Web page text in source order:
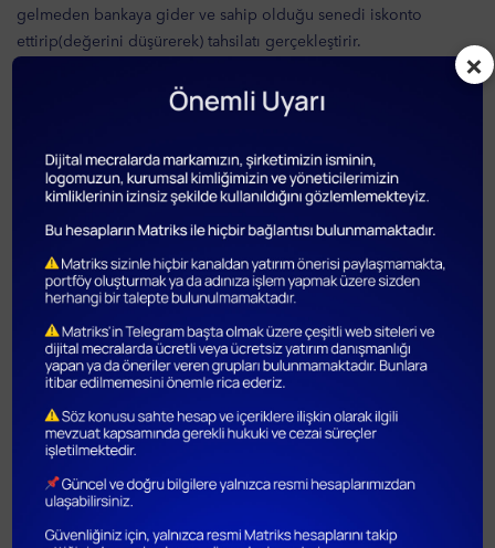
×
gelmeden bankaya gider ve sahip olduğu senedi iskonto
ettirip(değerini düşürerek) tahsilatı gerçekleştirir.
Tahvil gibi bono da, sahibine bir şirketten ya da devletten belli
bir miktar alacak hakkı doğurur. Hisse senetlerinin aksine,
ile kredi aracı olarak da düşünülebilecek bir menkul kıymet
olduğundan dolayı, bono yerine zaman zaman senet kelimesi de
karıştırılmasına neden olabilmektedir.
Bono Türleri
Hazine Bonosu/Devlet Bonosu:Devletin, kendi ihtiyaçlarını
karşılamak amacı ile çıkarttığı borç senedidir. Bu tip senetler T.C
Hazinesi tarafından TL ya da döviz olarak çıkartılabilir, ve
faizlerinin ödenmesi garanti olduğundan dolayı en güvenli bono
türleridir.
Banka Bonoları:Kalkınma ve yatırım bankaları tarafından, borçlu
sıfatı ile çıkartılan senetlere banka bonosu denir. Halka arz
edilecek olan banka bonolarının vadesi 60 – 360, tahsilli satılacak